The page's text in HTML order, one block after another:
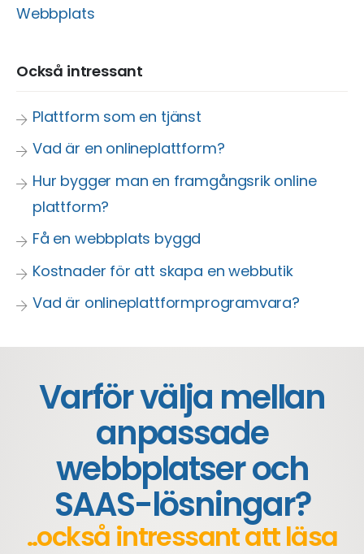
Webbplats
Också intressant
Plattform som en tjänst
Vad är en onlineplattform?
Hur bygger man en framgångsrik online
plattform?
Få en webbplats byggd
Kostnader för att skapa en webbutik
Vad är onlineplattformprogramvara?
Varför välja mellan
anpassade
webbplatser och
SAAS-lösningar?
..också intressant att läsa